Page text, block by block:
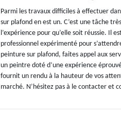
Parmi les travaux difficiles à effectuer
sur plafond en est un. C’est une tâche
l’expérience pour qu’elle soit réussie. Il
professionnel expérimenté pour
peinture sur plafond, faites appel aux
un peintre doté d’une expérience
fournit un rendu à la hauteur de vos
marché. N’hésitez pas à le contacter et